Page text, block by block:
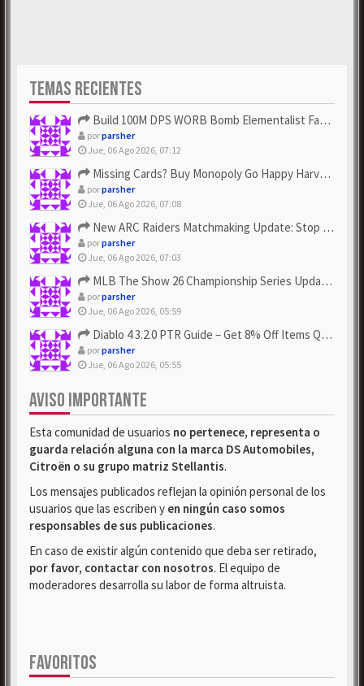
TEMAS RECIENTES
Build 100M DPS WORB Bomb Elementalist Fast - Grab POE Curren...
porparsher
Jue, 06 Ago 2026, 07:12
Missing Cards? Buy Monopoly Go Happy Harvest with Looney Tun...
porparsher
Jue, 06 Ago 2026, 07:08
New ARC Raiders Matchmaking Update: Stop Failed - Grab Bluep...
porparsher
Jue, 06 Ago 2026, 07:03
MLB The Show 26 Championship Series Update! Get Cheap & ...
porparsher
Jue, 06 Ago 2026, 05:59
Diablo 4 3.2.0 PTR Guide – Get 8% Off Items Quickly to Test ...
porparsher
Jue, 06 Ago 2026, 05:55
AVISO IMPORTANTE
Esta comunidad de usuarios no pertenece, representa o
guarda relación alguna con la marca DS Automobiles,
Citroën o su grupo matriz Stellantis.
Los mensajes publicados reflejan la opinión personal de los
usuarios que las escriben y en ningún caso somos
responsables de sus publicaciones.
En caso de existir algún contenido que deba ser retirado,
por favor, contactar con nosotros. El equipo de
moderadores desarrolla su labor de forma altruista.
FAVORITOS